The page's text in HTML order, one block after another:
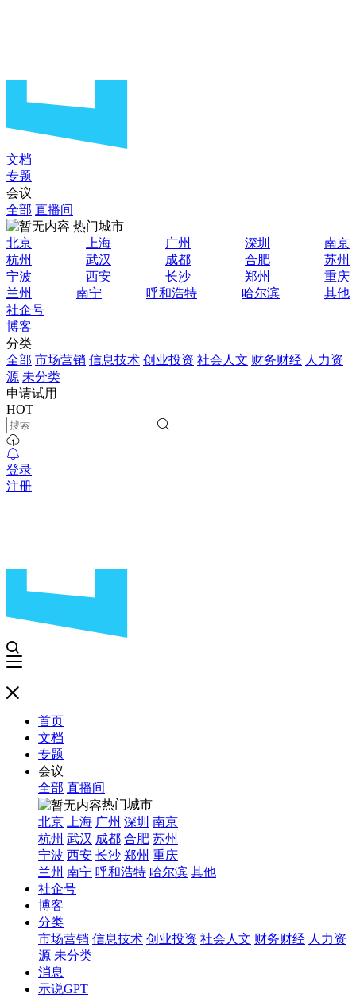
文档
专题
会议
全部 直播间
热门城市
北京
上海 广州 深圳
南京
杭州
武汉 成都 合肥
苏州
宁波
西安 长沙 郑州
重庆
兰州
南宁 呼和浩特 哈尔滨
其他
社企号
博客
分类
全部 市场营销 信息技术 创业投资 社会人文 财务财经 人力资
源 未分类
申请试用
HOT
登录
注册
首页
文档
专题
会议
全部 直播间
热门城市
北京
上海 广州 深圳 南京
杭州 武汉 成都 合肥 苏州
宁波 西安 长沙 郑州 重庆
兰州 南宁 呼和浩特 哈尔滨 其他
社企号
博客
分类
市场营销 信息技术 创业投资 社会人文 财务财经 人力资
源 未分类
消息
示说GPT